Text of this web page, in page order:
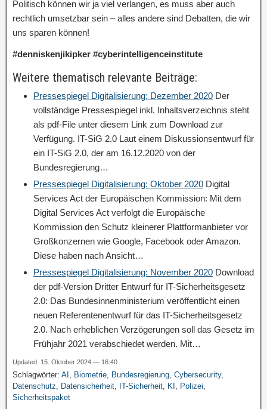
Politisch können wir ja viel verlangen, es muss aber auch
rechtlich umsetzbar sein – alles andere sind Debatten, die wir
uns sparen können!
#denniskenjikipker #cyberintelligenceinstitute
Weitere thematisch relevante Beiträge:
Pressespiegel Digitalisierung: Dezember 2020 Der
vollständige Pressespiegel inkl. Inhaltsverzeichnis steht
als pdf-File unter diesem Link zum Download zur
Verfügung. IT-SiG 2.0 Laut einem Diskussionsentwurf für
ein IT-SiG 2.0, der am 16.12.2020 von der
Bundesregierung…
Pressespiegel Digitalisierung: Oktober 2020 Digital
Services Act der Europäischen Kommission: Mit dem
Digital Services Act verfolgt die Europäische
Kommission den Schutz kleinerer Plattformanbieter vor
Großkonzernen wie Google, Facebook oder Amazon.
Diese haben nach Ansicht…
Pressespiegel Digitalisierung: November 2020 Download
der pdf-Version Dritter Entwurf für IT-Sicherheitsgesetz
2.0: Das Bundesinnenministerium veröffentlicht einen
neuen Referentenentwurf für das IT-Sicherheitsgesetz
2.0. Nach erheblichen Verzögerungen soll das Gesetz im
Frühjahr 2021 verabschiedet werden. Mit…
Updated: 15. Oktober 2024 — 16:40
Schlagwörter: AI , Biometrie, Bundesregierung, Cybersecurity,
Datenschutz, Datensicherheit, IT-Sicherheit, KI , Polizei,
Sicherheitspaket